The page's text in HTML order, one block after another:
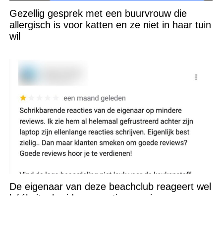
Gezellig gesprek met een buurvrouw die
allergisch is voor katten en ze niet in haar tuin
wil
De eigenaar van deze beachclub reageert wel
héél uitgebreid op negatieve reviews